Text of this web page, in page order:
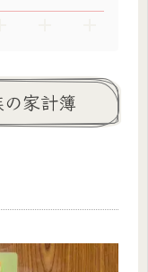
の家計簿